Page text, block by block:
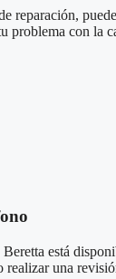
reparación,
problema con la
está
realizar una